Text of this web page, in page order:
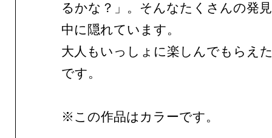
るかな？」。そんなたくさんの発
中に隠れています。
大人もいっしょに楽しんでもらえ
です。
※この作品はカラーです。